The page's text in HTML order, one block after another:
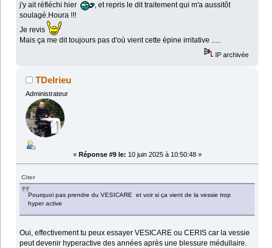
j'y ait réfléchi hier
, et repris le dit traitement qui m'a aussitôt
soulagé.Houra !!!
Je revis
Mais ça me dit toujours pas d'où vient cette épine irritative .....
IP archivée
TDelrieu
Administrateur
« Réponse #9 le: 10 juin 2025 à 10:50:48 »
Citer
Pourquoi pas prendre du VESICARE et voir si ça vient de la vessie trop
hyper active
Oui, effectivement tu peux essayer VESICARE ou CERIS car la vessie
peut devenir hyperactive des années après une blessure médullaire.